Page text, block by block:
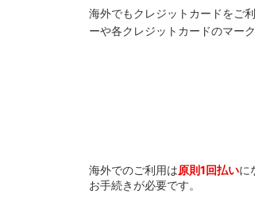
海外でもクレジットカードをご
ーや各クレジットカードのマー
海外でのご利用は原則1回払いに
お手続きが必要です。